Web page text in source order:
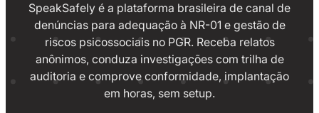
SpeakSafely é a plataforma brasileira de canal de
denúncias para adequação à NR-01 e gestão de
riscos psicossociais no PGR. Receba relatos
anônimos, conduza investigações com trilha de
auditoria e comprove conformidade, implantação
em horas, sem setup.